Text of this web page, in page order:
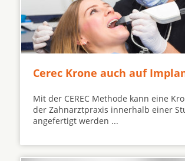
Cerec Krone auch auf
Mit der CEREC Methode kann eine
der Zahnarztpraxis innerhalb einer
angefertigt werden ...